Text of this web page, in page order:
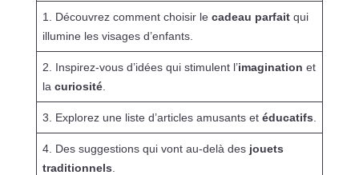
1. Découvrez comment choisir le cadeau parfaitqui
illumine les visages d’enfants.
2. Inspirez-vous d’idées qui stimulent l’imagination et
la curiosité.
3. Explorez une liste d’articles amusants et éducatifs
4. Des suggestions qui vont au-delà des jouets
traditionnels